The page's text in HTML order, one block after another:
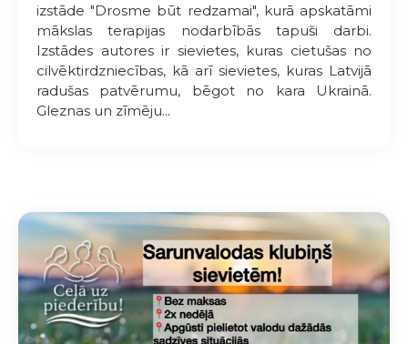
izstāde "Drosme būt redzamai", kurā apskatāmi
mākslas terapijas nodarbībās tapuši darbi.
Izstādes autores ir sievietes, kuras cietušas no
cilvēktirdzniecības, kā arī sievietes, kuras Latvijā
radušas patvērumu, bēgot no kara Ukrainā.
Gleznas un zīmēju...